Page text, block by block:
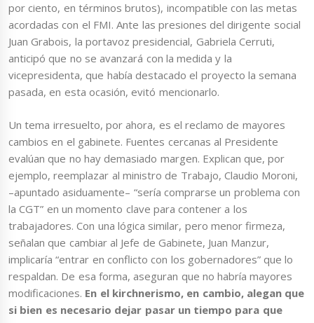
por ciento, en términos brutos), incompatible con las metas
acordadas con el FMI. Ante las presiones del dirigente social
Juan Grabois, la portavoz presidencial, Gabriela Cerruti,
anticipó que no se avanzará con la medida y la
vicepresidenta, que había destacado el proyecto la semana
pasada, en esta ocasión, evitó mencionarlo.
Un tema irresuelto, por ahora, es el reclamo de mayores
cambios en el gabinete. Fuentes cercanas al Presidente
evalúan que no hay demasiado margen. Explican que, por
ejemplo, reemplazar al ministro de Trabajo, Claudio Moroni,
–apuntado asiduamente– “sería comprarse un problema con
la CGT” en un momento clave para contener a los
trabajadores. Con una lógica similar, pero menor firmeza,
señalan que cambiar al Jefe de Gabinete, Juan Manzur,
implicaría “entrar en conflicto con los gobernadores” que lo
respaldan. De esa forma, aseguran que no habría mayores
modificaciones. En el kirchnerismo, en cambio, alegan que
si bien es necesario dejar pasar un tiempo para que